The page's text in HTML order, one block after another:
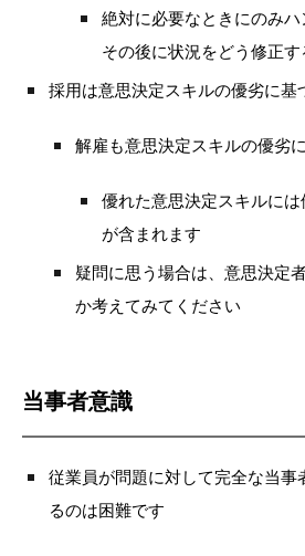
絶対に必要なときにのみハ
その後に状況をどう修正
採用は意思決定スキルの優劣に基
解雇も意思決定スキルの優劣
優れた意思決定スキルに
が含まれます
疑問に思う場合は、意思決定
か考えてみてください
当事者意識
従業員が問題に対して完全な当事
るのは困難です